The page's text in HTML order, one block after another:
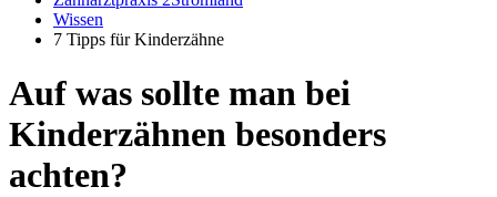
Wissen
7 Tipps für Kinderzähne
Auf was sollte man bei
Kinderzähnen besonders
achten?